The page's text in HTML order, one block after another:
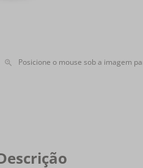
Posicione o mouse sob a imagem